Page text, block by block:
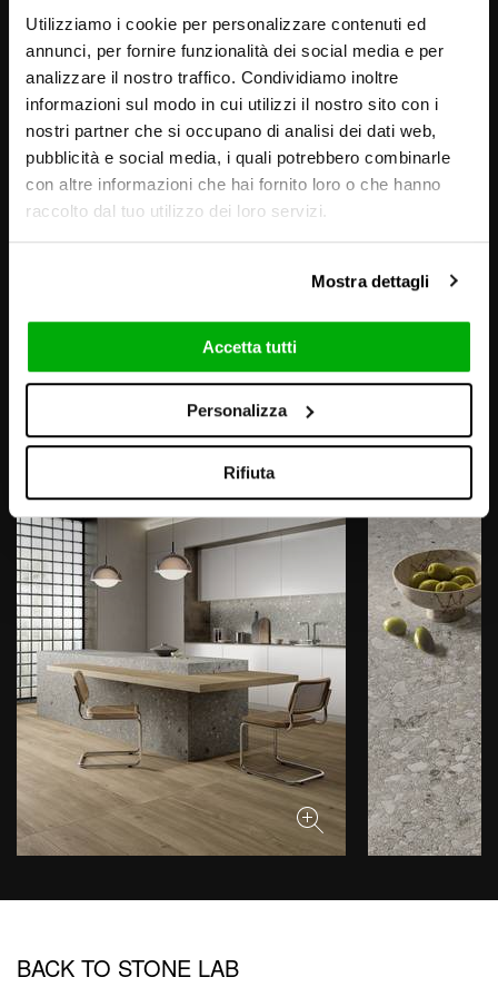
Utilizziamo i cookie per personalizzare contenuti ed
annunci, per fornire funzionalità dei social media e per
analizzare il nostro traffico. Condividiamo inoltre
informazioni sul modo in cui utilizzi il nostro sito con i
nostri partner che si occupano di analisi dei dati web,
pubblicità e social media, i quali potrebbero combinarle
con altre informazioni che hai fornito loro o che hanno
raccolto dal tuo utilizzo dei loro servizi.
Mostra dettagli
Accetta tutti
Personalizza
Rifiuta
VISUELS ET AMBIANCES
BACK TO STONE LAB